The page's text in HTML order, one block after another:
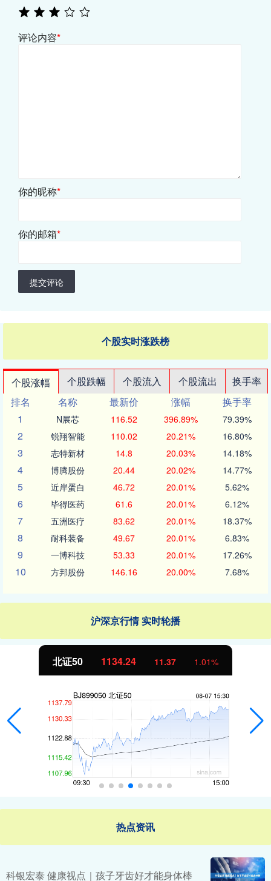
评论内容*
你的昵称*
你的邮箱*
提交评论
个股实时涨跌榜
个股涨幅 个股跌幅 个股流入 个股流出
换手率
排名
名称 最新价 涨幅
换手率
1
N展芯 116.52 396.89% 79.39%
2 锐翔智能 110.02 20.21% 16.80%
3 志特新材 14.8 20.03% 14.18%
4 博腾股份 20.44 20.02% 14.77%
5 近岸蛋白 46.72 20.01% 5.62%
6 毕得医药 61.6 20.01% 6.12%
7 五洲医疗 83.62 20.01% 18.37%
8 耐科装备 49.67 20.01% 6.83%
9 一博科技 53.33 20.01% 17.26%
10 方邦股份 146.16 20.00% 7.68%
沪深京行情 实时轮播
北证50 1134.24 11.37 1.01%
热点资讯
科银宏泰 健康视点｜孩子牙齿好才能身体棒